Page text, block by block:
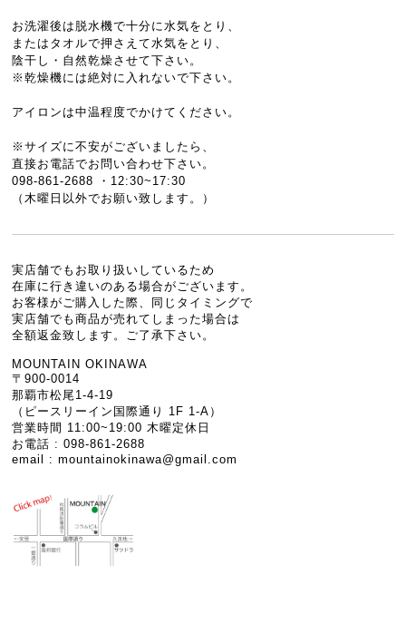
お洗濯後は脱水機で十分に水気をとり、
またはタオルで押さえて水気をとり、
陰干し・自然乾燥させて下さい。
※乾燥機には絶対に入れないで下さい。
アイロンは中温程度でかけてください。
※サイズに不安がございましたら、
直接お電話でお問い合わせ下さい。
098-861-2688 ・12:30~17:30
（木曜日以外でお願い致します。）
実店舗でもお取り扱いしているため
在庫に行き違いのある場合がございます。
お客様がご購入した際、同じタイミングで
実店舗でも商品が売れてしまった場合は
全額返金致します。ご了承下さい。
MOUNTAIN OKINAWA
〒900-0014
那覇市松尾1-4-19
（ピースリーイン国際通り 1F 1-A）
営業時間 11:00~19:00 木曜定休日
お電話 : 098-861-2688
email :mountainokinawa@gmail.com